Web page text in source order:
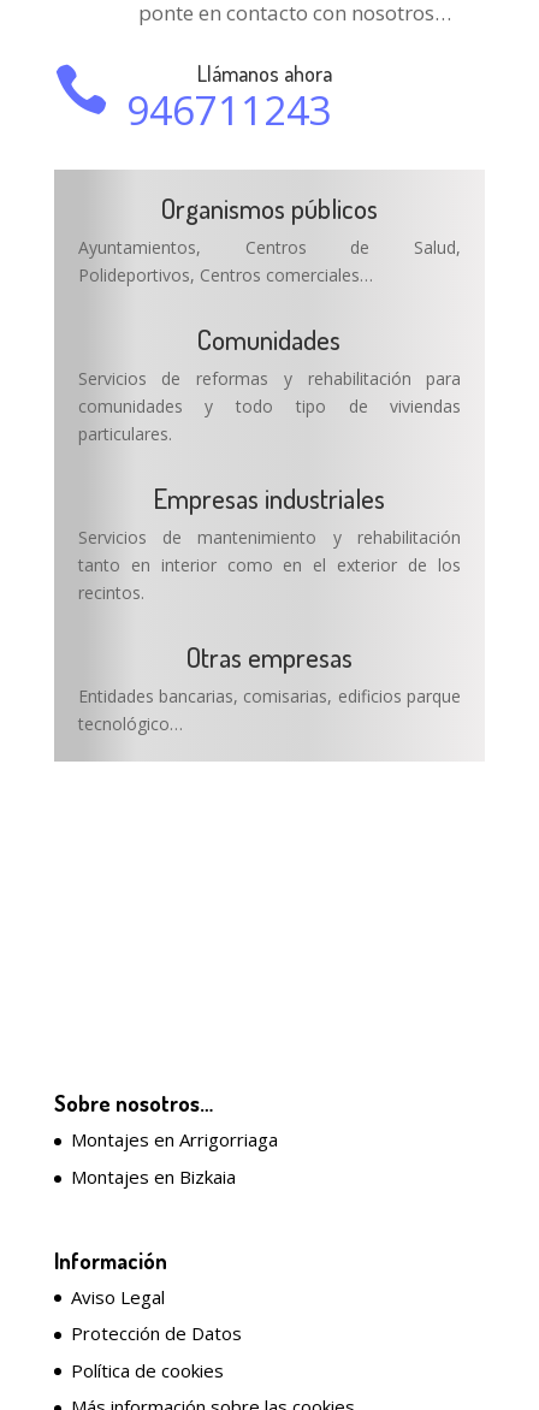
ponte en contacto con nosotros…
 Llámanos ahora
946711243
Organismos públicos
Ayuntamientos, Centros de Salud,
Polideportivos, Centros comerciales…
Comunidades
Servicios de reformas y rehabilitación para
comunidades y todo tipo de viviendas
particulares.
Empresas industriales
Servicios de mantenimiento y rehabilitación
tanto en interior como en el exterior de los
recintos.
Otras empresas
Entidades bancarias, comisarias, edificios parque
tecnológico…
Sobre nosotros…
Montajes en Arrigorriaga
Montajes en Bizkaia
Información
Aviso Legal
Protección de Datos
Política de cookies